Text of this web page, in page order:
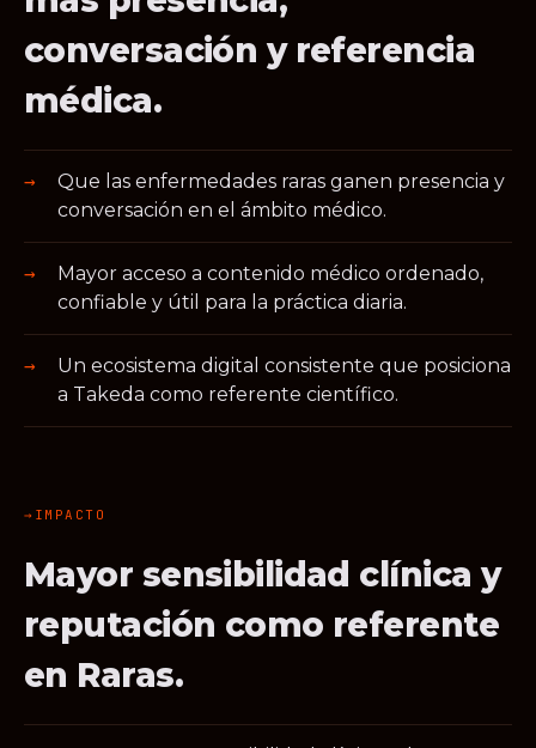
conversación y referencia
médica.
Que las enfermedades raras ganen presencia y
conversación en el ámbito médico.
Mayor acceso a contenido médico ordenado,
confiable y útil para la práctica diaria.
Un ecosistema digital consistente que posiciona
a Takeda como referente científico.
IMPACTO
Mayor sensibilidad clínica y
reputación como referente
en Raras.